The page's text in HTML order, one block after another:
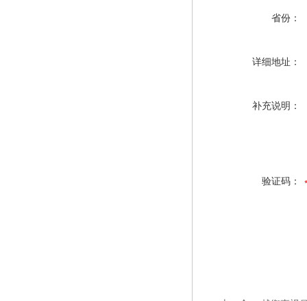
省份：
详细地址：
补充说明：
验证码：